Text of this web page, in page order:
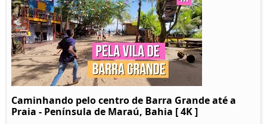
Caminhando pelo centro de Barra Grande até a
Praia - Península de Maraú, Bahia [ 4K ]